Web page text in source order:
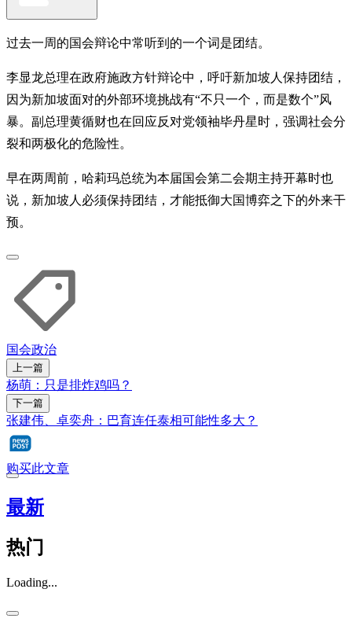
过去一周的国会辩论中常听到的一个词是团结。
李显龙总理在政府施政方针辩论中，呼吁新加坡人保持团结，
因为新加坡面对的外部环境挑战有“不只一个，而是数个”风
暴。副总理黄循财也在回应反对党领袖毕丹星时，强调社会分
裂和两极化的危险性。
早在两周前，哈莉玛总统为本届国会第二会期主持开幕时也
说，新加坡人必须保持团结，才能抵御大国博弈之下的外来干
预。
国会政治
上一篇
杨萌：只是排炸鸡吗？
下一篇
张建伟、卓奕舟：巴育连任泰相可能性多大？
购买此文章
最新
热门
Loading...